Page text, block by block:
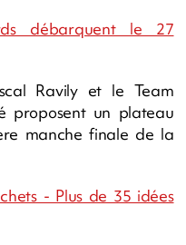
débarquent le 27
Ravily et le Team
proposent un plateau
manche finale de la
- Plus de 35 idées